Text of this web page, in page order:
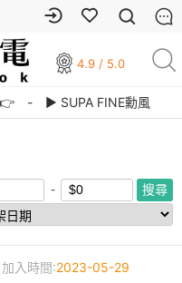
4.9 / 5.0
- ▶︎ SUPA FINE勳風
加入時間:2023-05-29